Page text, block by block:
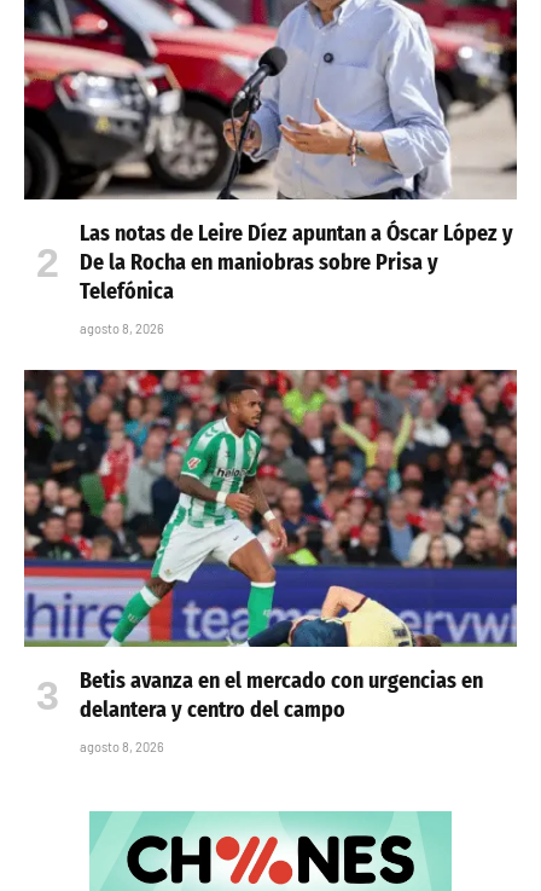
Las notas de Leire Díez apuntan a Óscar López y
De la Rocha en maniobras sobre Prisa y
Telefónica
agosto 8, 2026
Betis avanza en el mercado con urgencias en
delantera y centro del campo
agosto 8, 2026